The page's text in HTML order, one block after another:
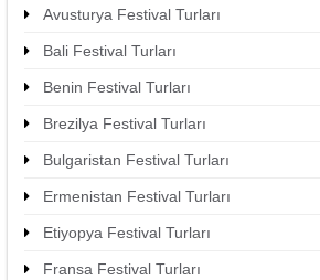
Avusturya Festival Turları
Bali Festival Turları
Benin Festival Turları
Brezilya Festival Turları
Bulgaristan Festival Turları
Ermenistan Festival Turları
Etiyopya Festival Turları
Fransa Festival Turları